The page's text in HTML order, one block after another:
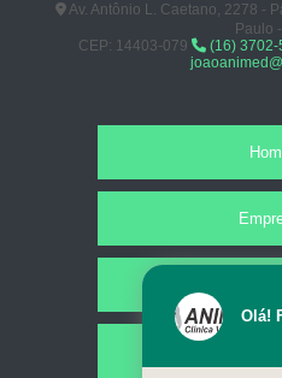
Av. Antônio L. Caetano, 2278 -
Paulo
CEP: 14403-079
(16) 3702-
Olá!